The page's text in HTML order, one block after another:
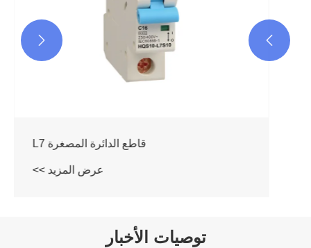
قاطع الدائرة المصغرة L7
عرض المزيد >>


توصيات الأخبار